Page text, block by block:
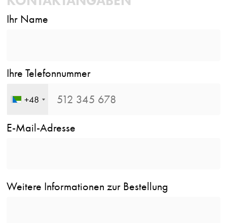
Ihr Name
Ihre Telefonnummer
+48
E-Mail-Adresse
Weitere Informationen zur Bestellung